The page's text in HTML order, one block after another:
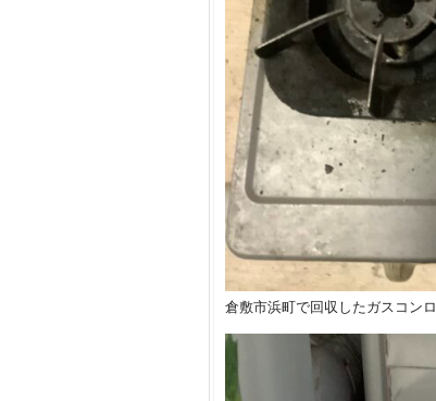
倉敷市浜町で回収したガスコンロ